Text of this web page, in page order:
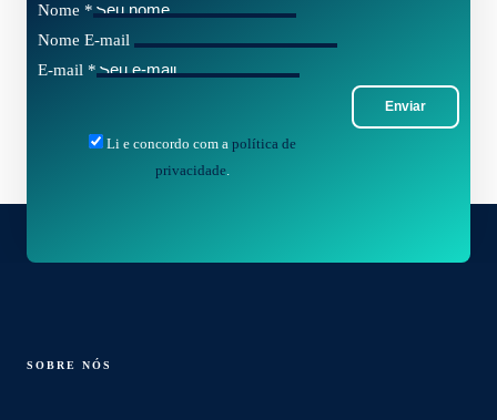
Nome *
Nome E-mail
E-mail *
Enviar
Li e concordo com a política de
privacidade.
SOBRE NÓS